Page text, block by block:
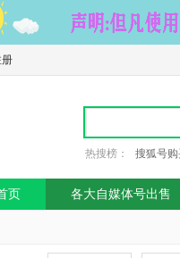
热搜榜： 搜狐号
页 各大自媒体号出售